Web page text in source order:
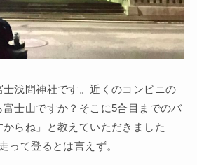
浅間神社です。近くのコンビニの
士山ですか？そこに5合目までのバ
らね」と教えていただきました
って登るとは言えず。